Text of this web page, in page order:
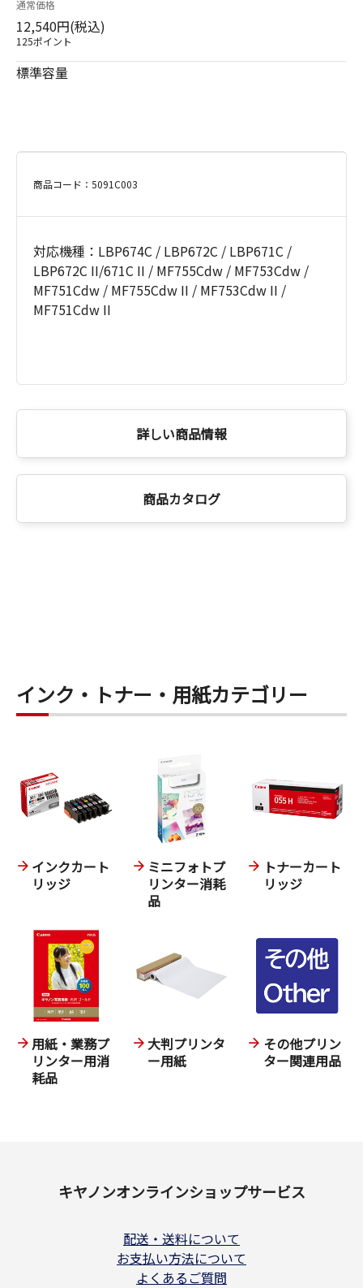
通常価格
12,540円(税込)
125ポイント
標準容量
商品コード：5091C003
対応機種：LBP674C / LBP672C / LBP671C /
LBP672C II/671C II / MF755Cdw / MF753Cdw /
MF751Cdw / MF755Cdw II / MF753Cdw II /
MF751Cdw II
詳しい商品情報
商品カタログ
インク・トナー・用紙カテゴリー
インクカート
リッジ
ミニフォトプ
リンター消耗
品
トナーカート
リッジ
用紙・業務プ
リンター用消
耗品
大判プリンタ
ー用紙
その他プリン
ター関連用品
キヤノンオンラインショップサービス
配送・送料について
お支払い方法について
よくあるご質問